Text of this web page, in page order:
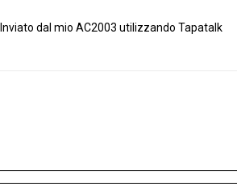
Inviato dal mio AC2003 utilizzando Tapatalk